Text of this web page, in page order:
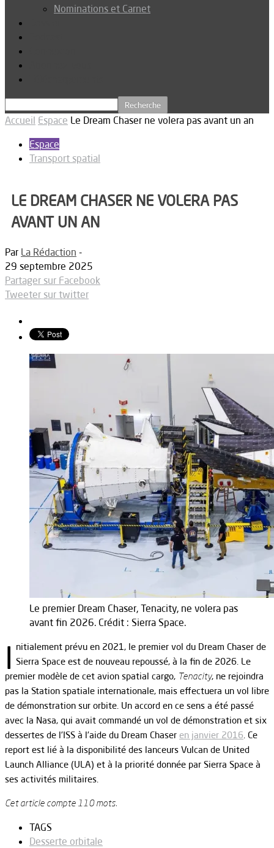
Nominations et Carnet
Accueil Espace Le Dream Chaser ne volera pas avant un an
Espace
Transport spatial
LE DREAM CHASER NE VOLERA PAS
AVANT UN AN
Par La Rédaction -
29 septembre 2025
Partager sur Facebook
Tweeter sur twitter
Le premier Dream Chaser, Tenacity, ne volera pas
avant fin 2026. Crédit : Sierra Space.
I nitialement prévu en 2021, le premier vol du Dream Chaser de
Sierra Space est de nouveau repoussé, à la fin de 2026. Le
premier modèle de cet avion spatial cargo, Tenacity, ne rejoindra
pas la Station spatiale internationale, mais effectuera un vol libre
de démonstration sur orbite. Un accord en ce sens a été passé
avec la Nasa, qui avait commandé un vol de démonstration et six
dessertes de l’ISS à l’aide du Dream Chaser en janvier 2016. Ce
report est lié à la disponibilité des lanceurs Vulcan de United
Launch Alliance (ULA) et à la priorité donnée par Sierra Space à
ses activités militaires.
Cet article compte 110 mots.
TAGS
Desserte orbitale